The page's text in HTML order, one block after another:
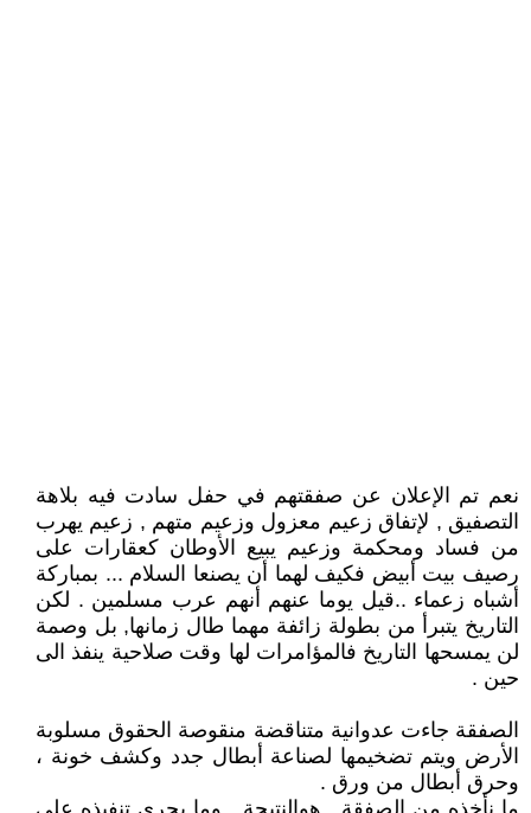
نعم تم الإعلان عن صفقتهم في حفل سادت فيه بلاهة
التصفيق , لإتفاق زعيم معزول وزعيم متهم , زعيم يهرب
من فساد ومحكمة وزعيم يبيع الأوطان كعقارات على
رصيف بيت أبيض فكيف لهما أن يصنعا السلام ... بمباركة
أشباه زعماء ..قيل يوما عنهم أنهم عرب مسلمين . لكن
التاريخ يتبرأ من بطولة زائفة مهما طال زمانها, بل وصمة
لن يمسحها التاريخ فالمؤامرات لها وقت صلاحية ينفذ الى
حين .
الصفقة جاءت عدوانية متناقضة منقوصة الحقوق مسلوبة
الأرض ويتم تضخيمها لصناعة أبطال جدد وكشف خونة ،
وحرق أبطال من ورق .